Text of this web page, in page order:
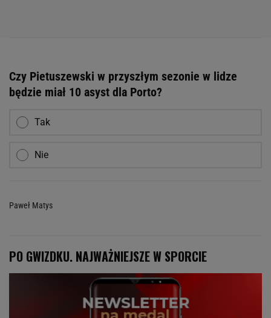
Czy Pietuszewski w przyszłym sezonie w lidze
będzie miał 10 asyst dla Porto?
Tak
Nie
Paweł Matys